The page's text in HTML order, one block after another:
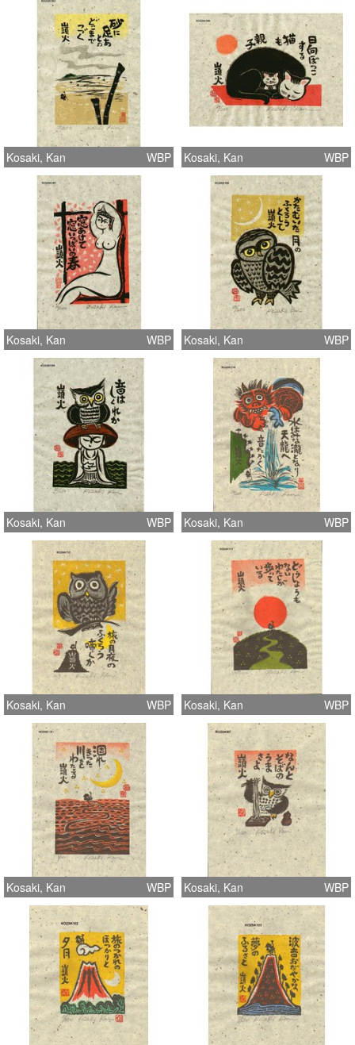
Kosaki, Kan WBP Kosaki, Kan WBP
Kosaki, Kan WBP Kosaki, Kan WBP
Kosaki, Kan WBP Kosaki, Kan WBP
Kosaki, Kan WBP Kosaki, Kan WBP
Kosaki, Kan WBP Kosaki, Kan WBP